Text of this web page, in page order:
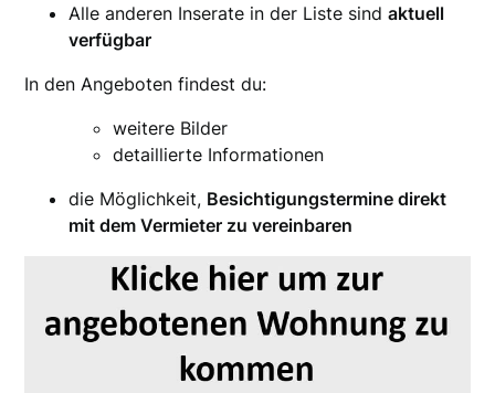
Alle anderen Inserate in der Liste sindaktuell
verfügbar
In den Angeboten findest du:
weitere Bilder
detaillierte Informationen
die Möglichkeit, Besichtigungstermine direkt
mit dem Vermieter zu vereinbaren